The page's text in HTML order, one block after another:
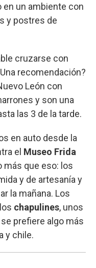
en un ambiente con
y postres de
cruzarse con
recomendación?
León con
y son una
las 3 de la tarde.
en auto desde la
el Museo Frida
más que eso: los
y de artesanía y
la mañana. Los
chapulines, unos
prefiere algo más
y chile.